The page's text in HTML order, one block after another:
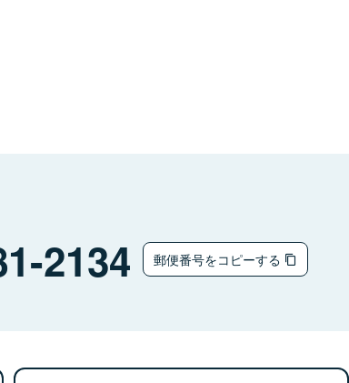
2134 郵便番号をコピーする